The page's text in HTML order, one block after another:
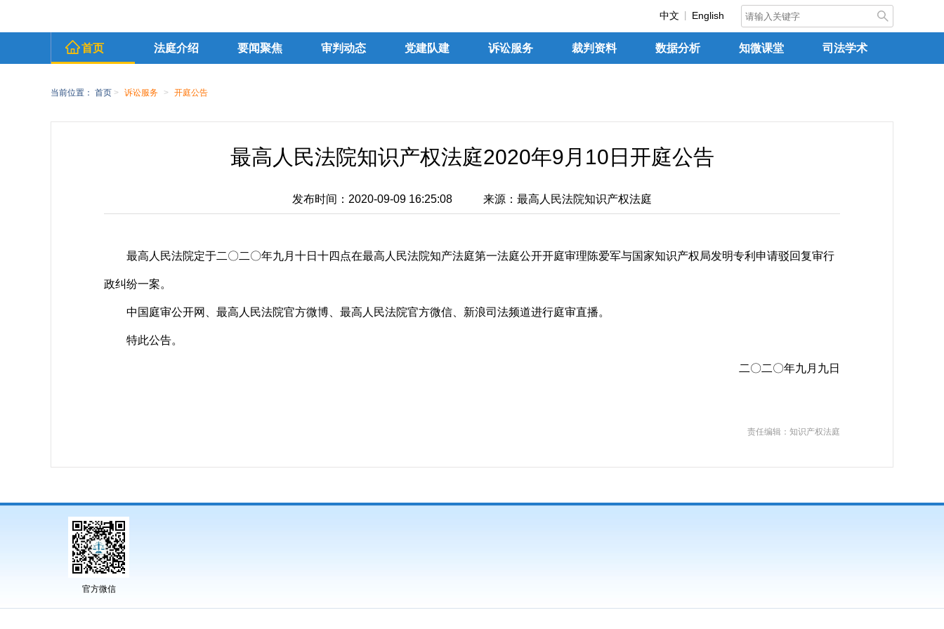
中文 English
首页 法庭介绍 要闻聚焦 审判动态 党建队建 诉讼服务 裁判资料 数据分析 知微课堂 司法学术
当前位置： 首页 > 诉讼服务 > 开庭公告
最高人民法院知识产权法庭2020年9月10日开庭公告
发布时间：2020-09-09 16:25:08 来源：最高人民法院知识产权法庭
最高人民法院定于二〇二〇年九月十日十四点在最高人民法院知产法庭第一法庭公开开庭审理陈爱军与国家知识产权局发明专利申请驳回复审行
政纠纷一案。
中国庭审公开网、最高人民法院官方微博、最高人民法院官方微信、新浪司法频道进行庭审直播。
特此公告。
二〇二〇年九月九日
责任编辑：知识产权法庭
官方微信